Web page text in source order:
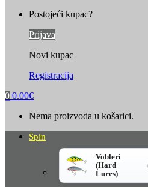
Postojeći kupac?
Prijava
Novi kupac
Registracija
0 0.00€
Nema proizvoda u košarici.
Spin
Vobleri
(Hard
Lures)